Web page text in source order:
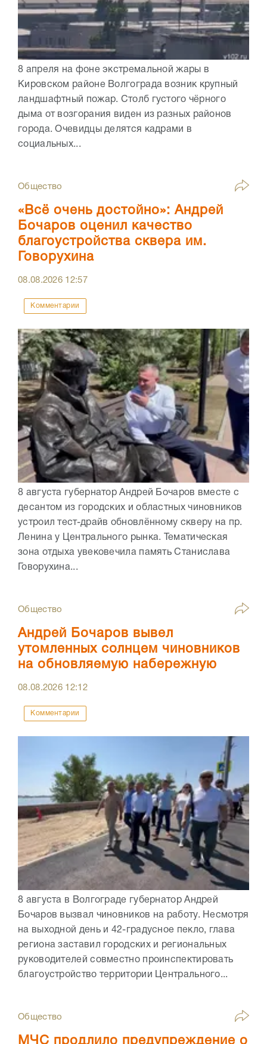
8 апреля на фоне экстремальной жары в
Кировском районе Волгограда возник крупный
ландшафтный пожар. Столб густого чёрного
дыма от возгорания виден из разных районов
города. Очевидцы делятся кадрами в
социальных...
Общество
«Всё очень достойно»: Андрей
Бочаров оценил качество
благоустройства сквера им.
Говорухина
08.08.2026 12:57
Комментарии
8 августа губернатор Андрей Бочаров вместе с
десантом из городских и областных чиновников
устроил тест-драйв обновлённому скверу на пр.
Ленина у Центрального рынка. Тематическая
зона отдыха увековечила память Станислава
Говорухина...
Общество
Андрей Бочаров вывел
утомленных солнцем чиновников
на обновляемую набережную
08.08.2026 12:12
Комментарии
8 августа в Волгограде губернатор Андрей
Бочаров вызвал чиновников на работу. Несмотря
на выходной день и 42-градусное пекло, глава
региона заставил городских и региональных
руководителей совместно проинспектировать
благоустройство территории Центрального...
Общество
МЧС продлило предупреждение о